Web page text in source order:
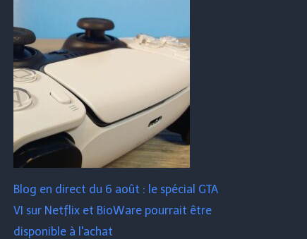
Blog en direct du 6 août : le spécial GTA
VI sur Netflix et BioWare pourrait être
disponible à l'achat